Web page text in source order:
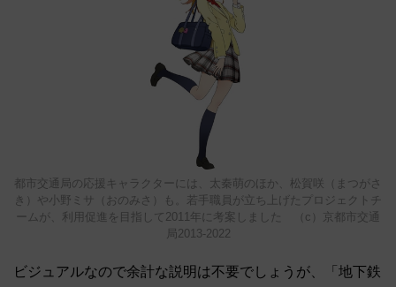
都市交通局の応援キャラクターには、太秦萌のほか、松賀咲（まつがさ
き）や小野ミサ（おのみさ）も。若手職員が立ち上げたプロジェクトチ
ームが、利用促進を目指して2011年に考案しました （c）京都市交通
局2013-2022
ビジュアルなので余計な説明は不要でしょうが、「地下鉄